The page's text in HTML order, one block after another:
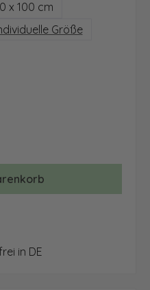
x 100 cm
Größe
benutze die Schaltflächen
in DE